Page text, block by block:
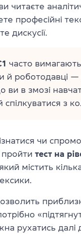
читаєте
професійні
дискусії.
часто
й роботодавці —
ви в змозі
з
чи
тест на
який містить
рухатись далі